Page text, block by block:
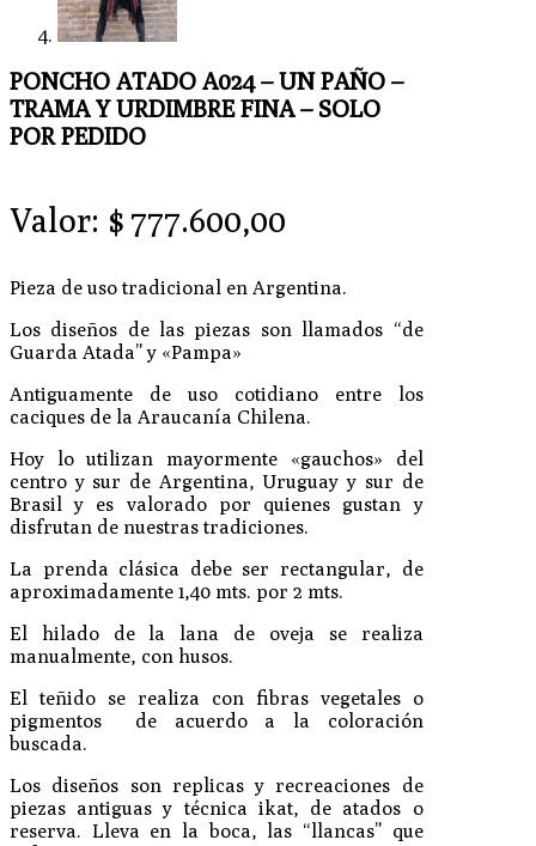
PONCHO ATADO A024 – UN PAÑO –
TRAMA Y URDIMBRE FINA – SOLO
POR PEDIDO
Valor: $ 777.600,00
Pieza de uso tradicional en Argentina.
Los diseños de las piezas son llamados “de
Guarda Atada” y «Pampa»
Antiguamente de uso cotidiano entre los
caciques de la Araucanía Chilena.
Hoy lo utilizan mayormente «gauchos» del
centro y sur de Argentina, Uruguay y sur de
Brasil y es valorado por quienes gustan y
disfrutan de nuestras tradiciones.
La prenda clásica debe ser rectangular, de
aproximadamente 1,40 mts. por 2 mts.
El hilado de la lana de oveja se realiza
manualmente, con husos.
El teñido se realiza con fibras vegetales o
pigmentos de acuerdo a la coloración
buscada.
Los diseños son replicas y recreaciones de
piezas antiguas y técnica ikat, de atados o
reserva. Lleva en la boca, las “llancas” que